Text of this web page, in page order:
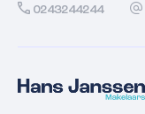
0243244244